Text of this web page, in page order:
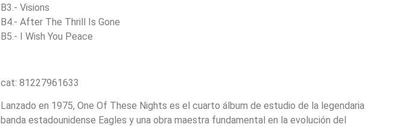
B3.- Visions
B4.- After The Thrill Is Gone
B5.- I Wish You Peace
cat: 81227961633
Lanzado en 1975, One Of These Nights es el cuarto álbum de estudio de la legendaria
banda estadounidense Eagles y una obra maestra fundamental en la evolución del